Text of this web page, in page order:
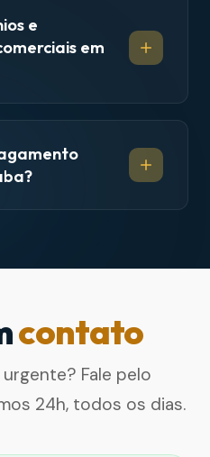
e
em
contato
Fale pelo
24h, todos os dias.